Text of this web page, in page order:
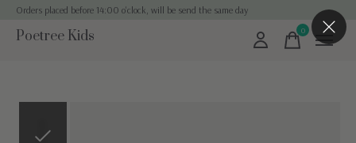
Orders placed before 14:00 o'clock, will be send the same day
Poetree Kids 0items